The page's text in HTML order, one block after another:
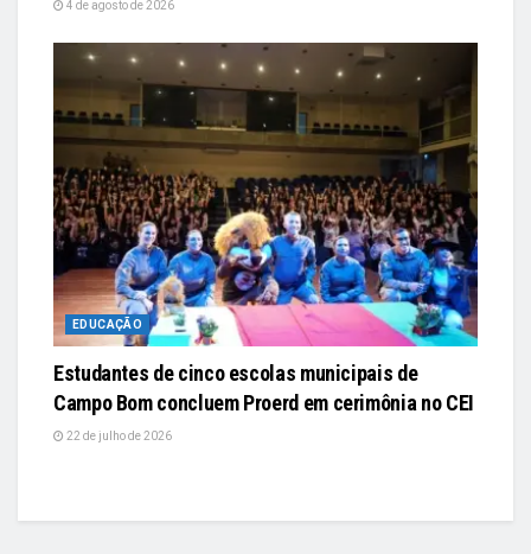
4 de agosto de 2026
EDUCAÇÃO
Estudantes de cinco escolas municipais de
Campo Bom concluem Proerd em cerimônia no CEI
22 de julho de 2026